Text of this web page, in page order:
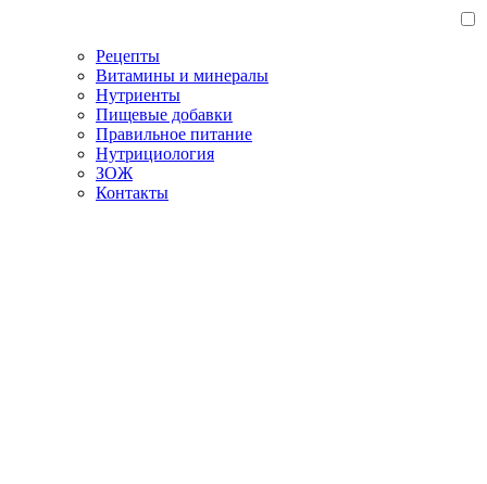
Рецепты
Витамины и минералы
Нутриенты
Пищевые добавки
Правильное питание
Нутрициология
ЗОЖ
Контакты